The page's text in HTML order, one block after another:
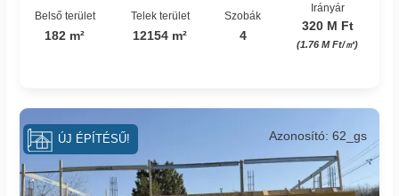
Belső terület
182 m²
Telek terület
12154 m²
Szobák
4
Irányár
320 M Ft
(1.76 M Ft/㎡)
Azonosító: 62_gs
ÚJ ÉPÍTÉSŰ!